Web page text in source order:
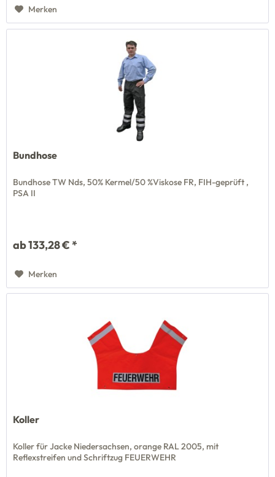
Merken
Bundhose
Bundhose TW Nds, 50% Kermel/50 %Viskose FR, FIH-geprüft ,
PSA II
ab 133,28 € *
Merken
Koller
Koller für Jacke Niedersachsen, orange RAL 2005, mit
Reflexstreifen und Schriftzug FEUERWEHR